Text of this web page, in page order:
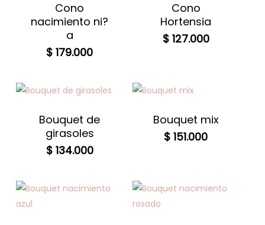
Cono
nacimiento ni?
a
$ 179.000
Cono
Hortensia
$127.000
Bouquet de
girasoles
$134.000
Bouquet mix
$ 151.000